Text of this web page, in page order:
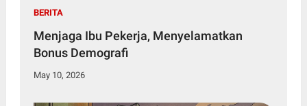
BERITA
Menjaga Ibu Pekerja, Menyelamatkan
Bonus Demografi
May 10, 2026